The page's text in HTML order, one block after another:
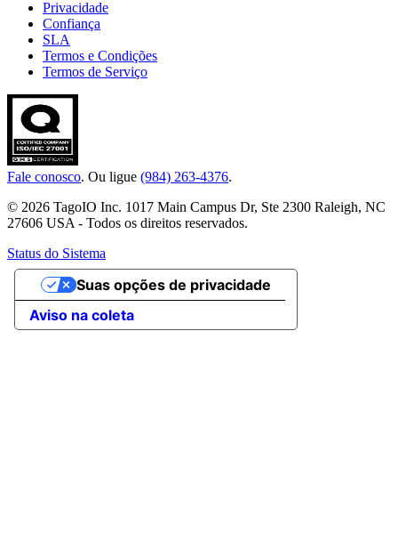
Privacidade
Confiança
SLA
Termos e Condições
Termos de Serviço
Fale conosco. Ou ligue (984) 263-4376.
© 2026 TagoIO Inc. 1017 Main Campus Dr, Ste 2300 Raleigh, NC
27606 USA - Todos os direitos reservados.
Status do Sistema
Aviso na coleta
Suas opções de privacidade